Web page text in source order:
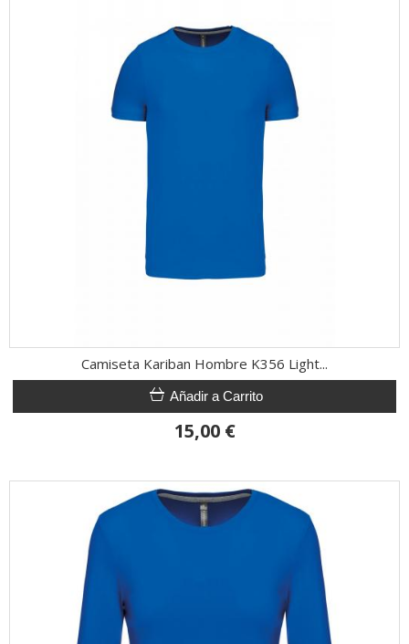
Camiseta Kariban Hombre K356 Light...
Añadir a Carrito
15,00 €